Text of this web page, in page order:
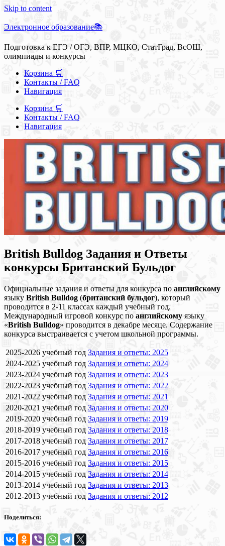
Skip to content
Электронное образование📚
Подготовка к ЕГЭ / ОГЭ, ВПР, МЦКО, СтатГрад, ВсОШ,
олимпиады и конкурсы
Корзина 🛒
Контакты / FAQ
Навигация
Корзина 🛒
Контакты / FAQ
Навигация
British Bulldog Задания и Ответы
конкурсы Британский Бульдог
Официальные задания и ответы для конкурса по английскому
языку British Bulldog (британский бульдог), который
проводится в 2-11 классах каждый учебный год.
Международный игровой конкурс по английскому языку
«British Bulldog» проводится в декабре месяце. Содержание
конкурса выстраивается с учетом школьной программы.
2025-2026 учебный год Задания и ответы: 2025
2024-2025 учебный год Задания и ответы: 2024
2023-2024 учебный год Задания и ответы: 2023
2022-2023 учебный год Задания и ответы: 2022
2021-2022 учебный год Задания и ответы: 2021
2020-2021 учебный год Задания и ответы: 2020
2019-2020 учебный год Задания и ответы: 2019
2018-2019 учебный год Задания и ответы: 2018
2017-2018 учебный год Задания и ответы: 2017
2016-2017 учебный год Задания и ответы: 2016
2015-2016 учебный год Задания и ответы: 2015
2014-2015 учебный год Задания и ответы: 2014
2013-2014 учебный год Задания и ответы: 2013
2012-2013 учебный год Задания и ответы: 2012
Поделиться: